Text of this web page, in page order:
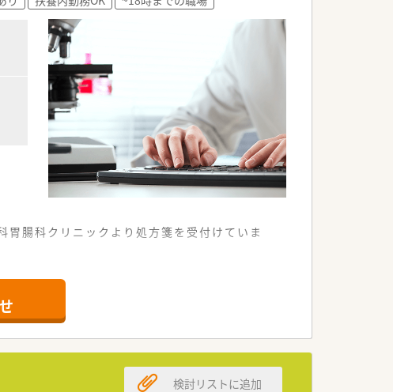
た上で面接後に最終確定します。
も非常に働きやすい条件です。
安定して働ける環境が整っています。
腸科クリニックより処方箋を受付けていま
ため新たな仲間を募集しています。
急募しております。
る方を求めています。
あれば歓迎します。
検討リストに追加